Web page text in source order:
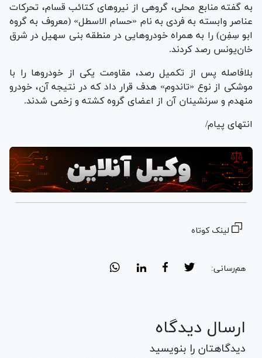
به گفته منابع محلی، گروهی از نیرو‌های کتائب قسام، تحرکات
عناصر وابسته به فردی به نام «حسام الاسطل» (معروف به گروه
ابو سِفِن) را به همراه خودرو‌هایی در منطقه بنی سهیل در شرق
خان‌یونس رصد کردند.
بلافاصله پس از تکمیل رصد، مقاومت یکی از خودرو‌ها را با
موشکی از نوع «تاندوم» هدف قرار داد که در نتیجه آن، خودرو
منهدم و سرنشینان آن از اعضای گروه کشته و زخمی شدند.
انتهای پیام/
لینک کوتاه
هم‌رسانی:
ارسال دیدگاه
دیدگاهتان را بنویسید